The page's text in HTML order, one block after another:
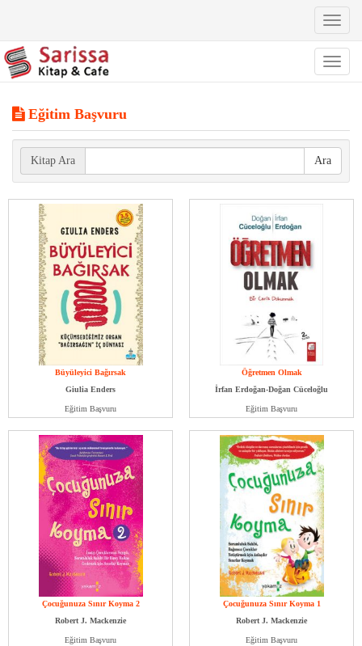
Toggle
Toggle
Eğitim Başvuru
Kitap Ara Ara
Büyüleyici Bağırsak
Giulia Enders
Eğitim Başvuru
Öğretmen Olmak
İrfan Erdoğan-Doğan Cüceloğlu
Eğitim Başvuru
Çocuğunuza Sınır Koyma 2
Robert J. Mackenzie
Eğitim Başvuru
Çocuğunuza Sınır Koyma 1
Robert J. Mackenzie
Eğitim Başvuru